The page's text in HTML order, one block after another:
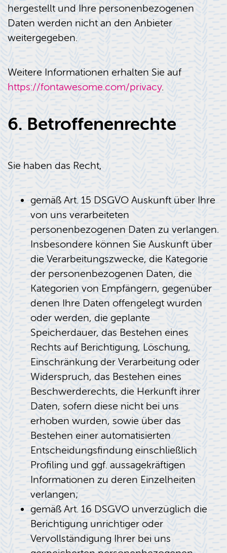
hergestellt und Ihre personenbezogenen
Daten werden nicht an den Anbieter
weitergegeben.
Weitere Informationen erhalten Sie auf
https://fontawesome.com/privacy.
6. Betroffenenrechte
Sie haben das Recht,
gemäß Art. 15 DSGVO Auskunft über Ihre
von uns verarbeiteten
personenbezogenen Daten zu verlangen.
Insbesondere können Sie Auskunft über
die Verarbeitungszwecke, die Kategorie
der personenbezogenen Daten, die
Kategorien von Empfängern, gegenüber
denen Ihre Daten offengelegt wurden
oder werden, die geplante
Speicherdauer, das Bestehen eines
Rechts auf Berichtigung, Löschung,
Einschränkung der Verarbeitung oder
Widerspruch, das Bestehen eines
Beschwerderechts, die Herkunft ihrer
Daten, sofern diese nicht bei uns
erhoben wurden, sowie über das
Bestehen einer automatisierten
Entscheidungsfindung einschließlich
Profiling und ggf. aussagekräftigen
Informationen zu deren Einzelheiten
verlangen;
gemäß Art. 16 DSGVO unverzüglich die
Berichtigung unrichtiger oder
Vervollständigung Ihrer bei uns